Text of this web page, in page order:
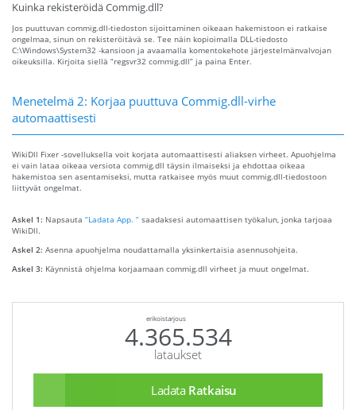
Kuinka rekisteröidä Commig.dll?
Jos puuttuvan commig.dll-tiedoston sijoittaminen oikeaan hakemistoon ei ratkaise
ongelmaa, sinun on rekisteröitävä se. Tee näin kopioimalla DLL-tiedosto
C:\Windows\System32 -kansioon ja avaamalla komentokehote järjestelmänvalvojan
oikeuksilla. Kirjoita siellä “regsvr32 commig.dll” ja paina Enter.
Menetelmä 2: Korjaa puuttuva Commig.dll-virhe
automaattisesti
WikiDll Fixer -sovelluksella voit korjata automaattisesti aliaksen virheet. Apuohjelma
ei vain lataa oikeaa versiota commig.dll täysin ilmaiseksi ja ehdottaa oikeaa
hakemistoa sen asentamiseksi, mutta ratkaisee myös muut commig.dll-tiedostoon
liittyvät ongelmat.
Askel 1: Napsauta “Ladata App. ” saadaksesi automaattisen työkalun, jonka tarjoaa
WikiDll.
Askel 2: Asenna apuohjelma noudattamalla yksinkertaisia ​​asennusohjeita.
Askel 3: Käynnistä ohjelma korjaamaan commig.dll virheet ja muut ongelmat.
erikoistarjous
4.365.534
lataukset
Ladata Ratkaisu